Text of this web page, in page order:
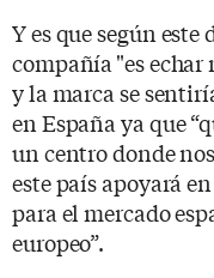
Y es que según
compañía "es
y la marca se
en España ya que
un centro donde
este país apoyará
para el mercado
europeo”.